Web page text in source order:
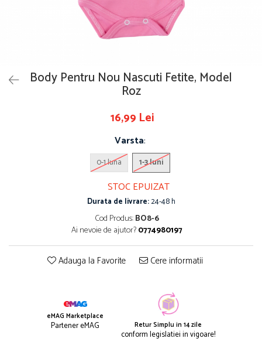
Body Pentru Nou Nascuti Fetite, Model
Roz
16,99 Lei
Varsta:
0-1 luna 1-3 luni
STOC EPUIZAT
Durata de livrare:24-48 h
Cod Produs:BO8-6
Ai nevoie de ajutor?0774980197
Adauga la Favorite Cere informatii
eMAG Marketplace
Partener eMAG Retur Simplu in 14 zile
conform legislatiei in vigoare!